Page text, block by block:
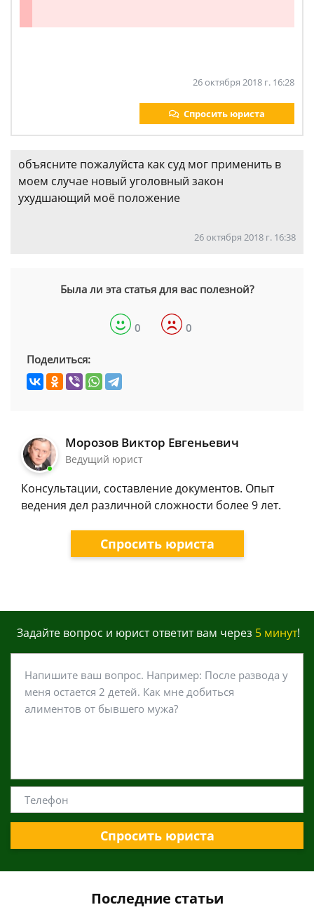
26 октября 2018 г. 16:28
Спросить юриста
объясните пожалуйста как суд мог применить в
моем случае новый уголовный закон
ухудшающий моё положение
26 октября 2018 г. 16:38
Была ли эта статья для вас полезной?
0 0
Поделиться:
Морозов Виктор Евгеньевич
Ведущий юрист
Консультации, составление документов. Опыт
ведения дел различной сложности более 9 лет.
Спросить юриста
Задайте вопрос и юрист ответит вам через 5 минут!
Спросить юриста
Последние статьи